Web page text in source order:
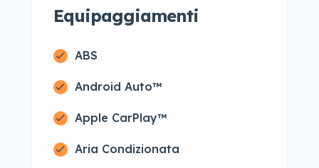
Equipaggiamenti
ABS
Android Auto™
Apple CarPlay™
Aria Condizionata